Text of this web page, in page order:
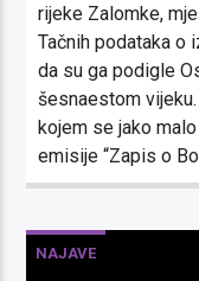
rijeke Zalomke,
Tačnih podataka o
da su ga podigle
šesnaestom
kojem se jako
emisije “Zapis o
NAJAVE